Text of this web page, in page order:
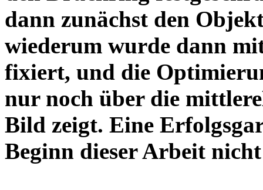
dann zunächst den
wiederum wurde dann
fixiert, und die
nur noch über die
Bild zeigt. Eine
Beginn dieser Arbeit